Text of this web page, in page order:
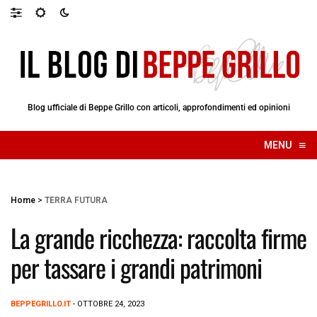
Blog ufficiale di Beppe Grillo con articoli, approfondimenti ed opinioni
MENU ≡
☰
Home > TERRA FUTURA
La grande ricchezza: raccolta firme
per tassare i grandi patrimoni
BEPPEGRILLO.IT - OTTOBRE 24, 2023